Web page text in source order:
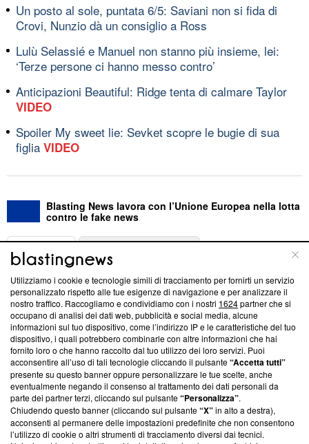
Un posto al sole, puntata 6/5: Saviani non si fida di
Crovi, Nunzio dà un consiglio a Ross
Lulù Selassié e Manuel non stanno più insieme, lei:
‘Terze persone ci hanno messo contro’
Anticipazioni Beautiful: Ridge tenta di calmare Taylor
VIDEO
Spoiler My sweet lie: Sevket scopre le bugie di sua
figlia VIDEO
Blasting News lavora con l’Unione Europea nella lotta
contro le fake news
ABOUT
Questa sezione offre informazioni trasparenti su Blasting
News, sui nostri processi editoriali e su come ci impegniamo a
creare news di qualità. Inoltre, afferma la nostra aderenza a
‘Trust Project - News with Integrity’Blasting News non è
ancora membro del programma, ma ha richiesto di farne
parte; Trust Project non ha ancora effettuato una verifica di
conformità agli standard.
Su di noi
Team editoriale
Utilizziamo i cookie e tecnologie simili di tracciamento per fornirti un servizio
personalizzato rispetto alle tue esigenze di navigazione e per analizzare il
nostro traffico. Raccogliamo e condividiamo con i nostri 1624partner che si
occupano di analisi dei dati web, pubblicità e social media, alcune
informazioni sul tuo dispositivo, come l’indirizzo IP e le caratteristiche del tuo
dispositivo, i quali potrebbero combinarle con altre informazioni che hai
fornito loro o che hanno raccolto dal tuo utilizzo dei loro servizi. Puoi
acconsentire all’uso di tali tecnologie cliccando il pulsante“Accetta tutti”
presente su questo banner oppure personalizzare le tue scelte, anche
eventualmente negando il consenso al trattamento dei dati personali da
parte dei partner terzi, cliccando sul pulsante“Personalizza”.
Chiudendo questo banner (cliccando sul pulsante“X”in alto a destra),
acconsenti al permanere delle impostazioni predefinite che non consentono
l’utilizzo di cookie o altri strumenti di tracciamento diversi dai tecnici.